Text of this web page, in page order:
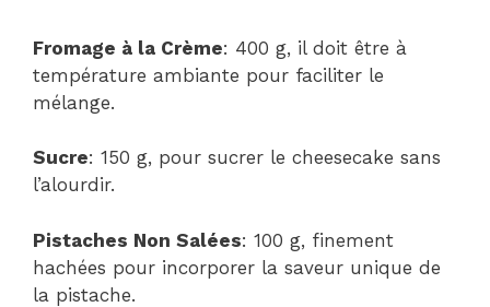
Fromage à la Crème: 400 g, il doit être à
température ambiante pour faciliter le
mélange.
Sucre: 150 g, pour sucrer le cheesecake sans
l’alourdir.
Pistaches Non Salées: 100 g, finement
hachées pour incorporer la saveur unique de
la pistache.